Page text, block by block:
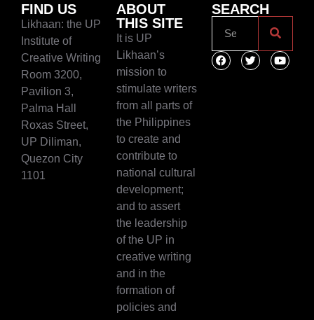
FIND US
Likhaan: the UP
Institute of
Creative Writing
Room 3200,
Pavilion 3,
Palma Hall
Roxas Street,
UP Diliman,
Quezon City
1101
ABOUT
THIS SITE
It is UP
Likhaan’s
mission to
stimulate writers
from all parts of
the Philippines
to create and
contribute to
national cultural
development;
and to assert
the leadership
of the UP in
creative writing
and in the
formation of
policies and
SEARCH